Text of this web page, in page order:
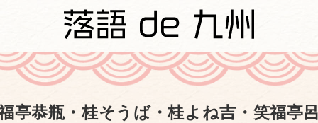
亭恭瓶・桂そうば・桂よね吉・笑福亭